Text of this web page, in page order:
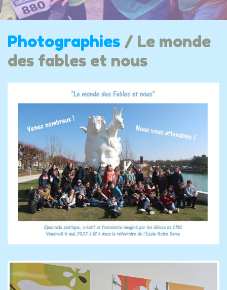
Photographies / Le monde
des fables et nous